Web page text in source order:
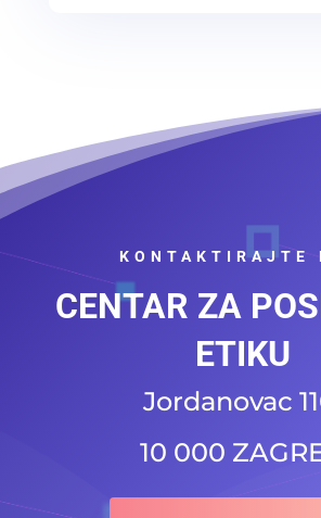
KONTAKTIRAJTE
CENTAR ZA
ETIKU
Jordanovac
10 000